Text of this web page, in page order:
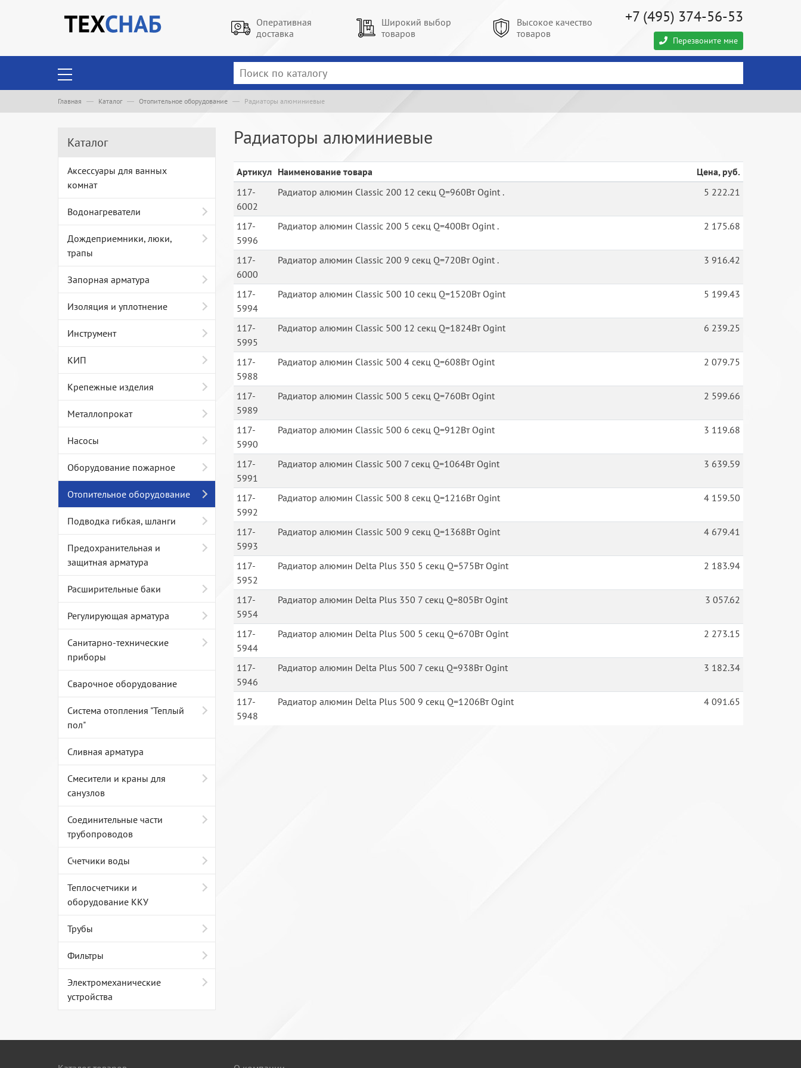
Оперативная
доставка
Широкий выбор
товаров
Высокое качество
товаров
+7 (495) 374-56-53
Перезвоните мне
Главная Каталог Отопительное оборудование Радиаторы алюминиевые
Каталог
Аксессуары для ванных
комнат
Водонагреватели
Дождеприемники, люки,
трапы
Запорная арматура
Изоляция и уплотнение
Инструмент
КИП
Крепежные изделия
Металлопрокат
Насосы
Оборудование пожарное
Отопительное оборудование
Подводка гибкая, шланги
Предохранительная и
защитная арматура
Расширительные баки
Регулирующая арматура
Санитарно-технические
приборы
Сварочное оборудование
Система отопления "Теплый
пол"
Сливная арматура
Смесители и краны для
санузлов
Соединительные части
трубопроводов
Счетчики воды
Теплосчетчики и
оборудование ККУ
Трубы
Фильтры
Электромеханические
устройства
Радиаторы алюминиевые
Артикул Наименование товара
Цена, руб.
117-
6002
Радиатор алюмин Classic 200 12 секц Q=960Вт Ogint . 5 222.21
117-
5996
Радиатор алюмин Classic 200 5 секц Q=400Вт Ogint . 2 175.68
117-
6000
Радиатор алюмин Classic 200 9 секц Q=720Вт Ogint . 3 916.42
117-
5994
Радиатор алюмин Classic 500 10 секц Q=1520Вт Ogint 5 199.43
117-
5995
Радиатор алюмин Classic 500 12 секц Q=1824Вт Ogint 6 239.25
117-
5988
Радиатор алюмин Classic 500 4 секц Q=608Вт Ogint 2 079.75
117-
5989
Радиатор алюмин Classic 500 5 секц Q=760Вт Ogint 2 599.66
117-
5990
Радиатор алюмин Classic 500 6 секц Q=912Вт Ogint 3 119.68
117-
5991
Радиатор алюмин Classic 500 7 секц Q=1064Вт Ogint 3 639.59
117-
5992
Радиатор алюмин Classic 500 8 секц Q=1216Вт Ogint 4 159.50
117-
5993
Радиатор алюмин Classic 500 9 секц Q=1368Вт Ogint 4 679.41
117-
5952
Радиатор алюмин Delta Plus 350 5 секц Q=575Вт Ogint 2 183.94
117-
5954
Радиатор алюмин Delta Plus 350 7 секц Q=805Вт Ogint 3 057.62
117-
5944
Радиатор алюмин Delta Plus 500 5 секц Q=670Вт Ogint 2 273.15
117-
5946
Радиатор алюмин Delta Plus 500 7 секц Q=938Вт Ogint 3 182.34
117-
5948
Радиатор алюмин Delta Plus 500 9 секц Q=1206Вт Ogint 4 091.65